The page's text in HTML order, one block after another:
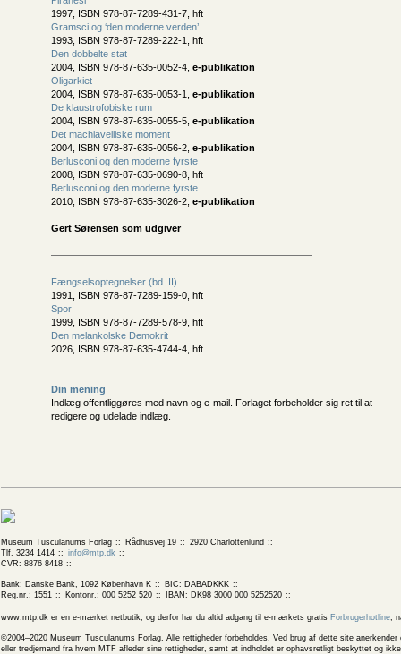
1997, ISBN 978-87-7289-431-7, hft
Gramsci og ‘den moderne verden’
1993, ISBN 978-87-7289-222-1, hft
Den dobbelte stat
2004, ISBN 978-87-635-0052-4, e-publikation
Oligarkiet
2004, ISBN 978-87-635-0053-1, e-publikation
De klaustrofobiske rum
2004, ISBN 978-87-635-0055-5, e-publikation
Det machiavelliske moment
2004, ISBN 978-87-635-0056-2, e-publikation
Berlusconi og den moderne fyrste
2008, ISBN 978-87-635-0690-8, hft
Berlusconi og den moderne fyrste
2010, ISBN 978-87-635-3026-2, e-publikation
Gert Sørensen som udgiver
Fængselsoptegnelser (bd. II)
1991, ISBN 978-87-7289-159-0, hft
Spor
1999, ISBN 978-87-7289-578-9, hft
Den melankolske Demokrit
2026, ISBN 978-87-635-4744-4, hft
Din mening
Indlæg offentliggøres med navn og e-mail. Forlaget forbeholder sig ret til at
redigere og udelade indlæg.
Museum Tusculanums Forlag Rådhusvej 19
2920 Charlottenlund
Tlf. 3234 1414
info@mtp.dk
CVR: 8876 8418
Bank: Danske Bank, 1092 København K
BIC: DABADKKK
Reg.nr.: 1551
Kontonr.: 000 5252 520 IBAN: DK98 3000 000 5252520
www.mtp.dk er en e-mærket netbutik, og derfor har du altid adgang til e-mærkets gratis Forbrugerhotline,
©2004–2020 Museum Tusculanums Forlag. Alle rettigheder forbeholdes. Ved brug af dette site
eller tredjemand fra hvem MTF afleder sine rettigheder, samt at indholdet er ophavsretligt beskyttet og